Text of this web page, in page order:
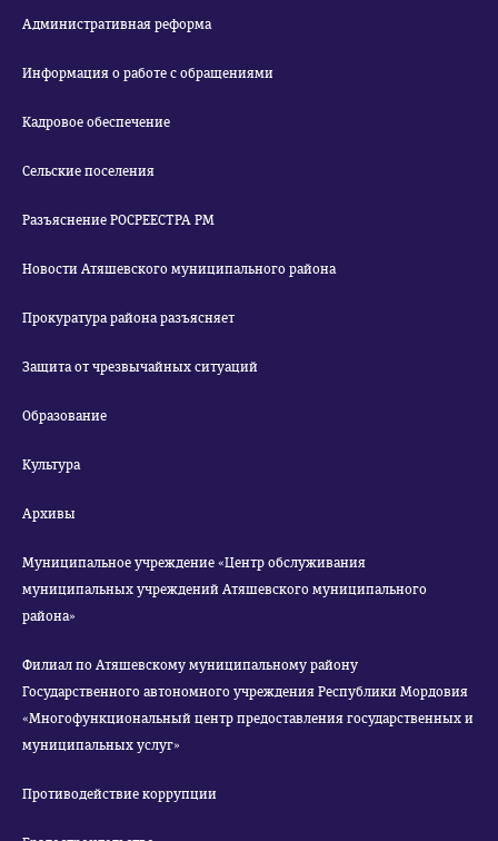
Административная реформа
Информация о работе с обращениями
Кадровое обеспечение
Сельские поселения
Разъяснение РОСРЕЕСТРА РМ
Новости Атяшевского муниципального района
Прокуратура района разъясняет
Защита от чрезвычайных ситуаций
Образование
Культура
Архивы
Муниципальное учреждение «Центр обслуживания
муниципальных учреждений Атяшевского муниципального
района»
Филиал по Атяшевскому муниципальному району
Государственного автономного учреждения Республики Мордовия
«Многофункциональный центр предоставления государственных и
муниципальных услуг»
Противодействие коррупции